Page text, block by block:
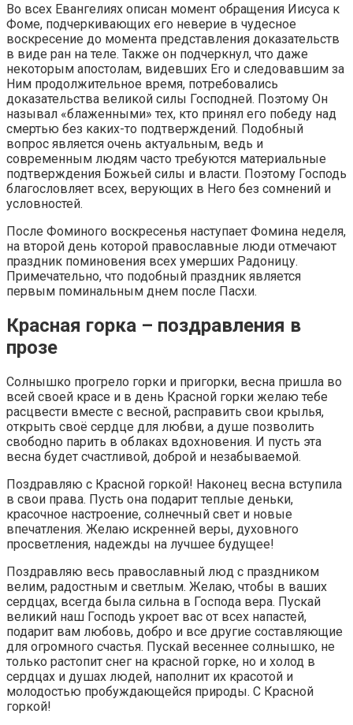
Во всех Евангелиях описан момент обращения Иисуса к
Фоме, подчеркивающих его неверие в чудесное
воскресение до момента представления доказательств
в виде ран на теле. Также он подчеркнул, что даже
некоторым апостолам, видевших Его и следовавшим за
Ним продолжительное время, потребовались
доказательства великой силы Господней. Поэтому Он
называл «блаженными» тех, кто принял его победу над
смертью без каких-то подтверждений. Подобный
вопрос является очень актуальным, ведь и
современным людям часто требуются материальные
подтверждения Божьей силы и власти. Поэтому Господь
благословляет всех, верующих в Него без сомнений и
условностей.
После Фоминого воскресенья наступает Фомина неделя,
на второй день которой православные люди отмечают
праздник поминовения всех умерших Радоницу.
Примечательно, что подобный праздник является
первым поминальным днем после Пасхи.
Красная горка – поздравления в
прозе
Солнышко прогрело горки и пригорки, весна пришла во
всей своей красе и в день Красной горки желаю тебе
расцвести вместе с весной, расправить свои крылья,
открыть своё сердце для любви, а душе позволить
свободно парить в облаках вдохновения. И пусть эта
весна будет счастливой, доброй и незабываемой.
Поздравляю с Красной горкой! Наконец весна вступила
в свои права. Пусть она подарит теплые деньки,
красочное настроение, солнечный свет и новые
впечатления. Желаю искренней веры, духовного
просветления, надежды на лучшее будущее!
Поздравляю весь православный люд с праздником
велим, радостным и светлым. Желаю, чтобы в ваших
сердцах, всегда была сильна в Господа вера. Пускай
великий наш Господь укроет вас от всех напастей,
подарит вам любовь, добро и все другие составляющие
для огромного счастья. Пускай весеннее солнышко, не
только растопит снег на красной горке, но и холод в
сердцах и душах людей, наполнит их красотой и
молодостью пробуждающейся природы. С Красной
горкой!